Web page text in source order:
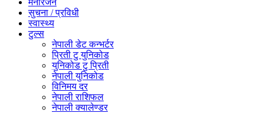
मनोरंजन
सुचना / प्रविधी
स्वास्थ्य
टुल्स
नेपाली डेट कन्भर्टर
प्रिती टु युनिकोड
युनिकोड टु प्रिती
नेपाली युनिकोड
विनिमय दर
नेपाली राशिफल
नेपाली क्यालेण्डर